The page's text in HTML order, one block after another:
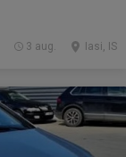
Iasi, IS
3 aug.